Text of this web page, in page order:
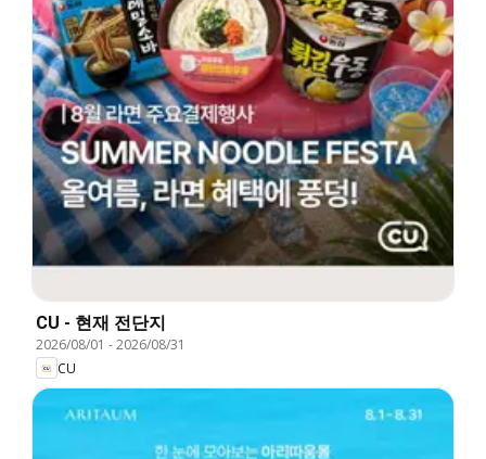
CU - 현재 전단지
2026/08/01 -2026/08/31
CU